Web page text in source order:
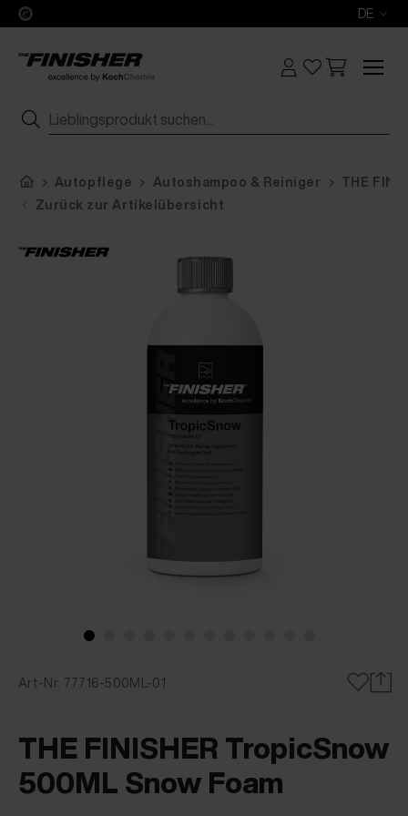
DE
Autopflege Autoshampoo & Reiniger
THE
Zurück zur Artikelübersicht
Art-Nr. 77716-500ML-01
THE FINISHER TropicSnow
500ML Snow Foam